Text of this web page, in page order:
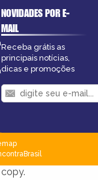
NOVIDADES POR E-
MAIL
Receba grátis as
principais notícias,
dicas e promoções